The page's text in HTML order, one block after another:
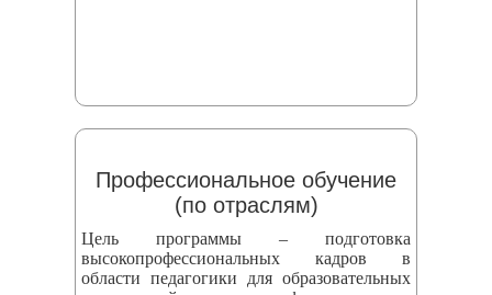
Профессиональное обучение
(по отраслям)
Цель программы – подготовка
высокопрофессиональных кадров в
области педагогики для образовательных